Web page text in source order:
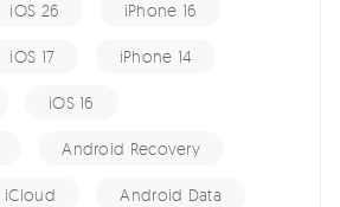
iOS 26 iPhone 16
iOS 17 iPhone 14
iOS 16
Android Recovery
iCloud Android Data